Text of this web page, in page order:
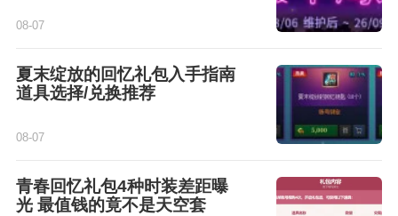
08-07
夏末绽放的回忆礼包入手指南
道具选择/兑换推荐
08-07
青春回忆礼包4种时装差距曝
光 最值钱的竟不是天空套